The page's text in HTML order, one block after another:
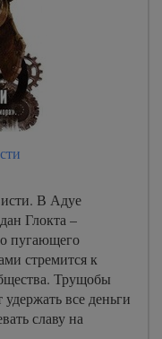
В Адуе
Глокта –
пугающего
стремится к
Трущобы
все деньги
славу на